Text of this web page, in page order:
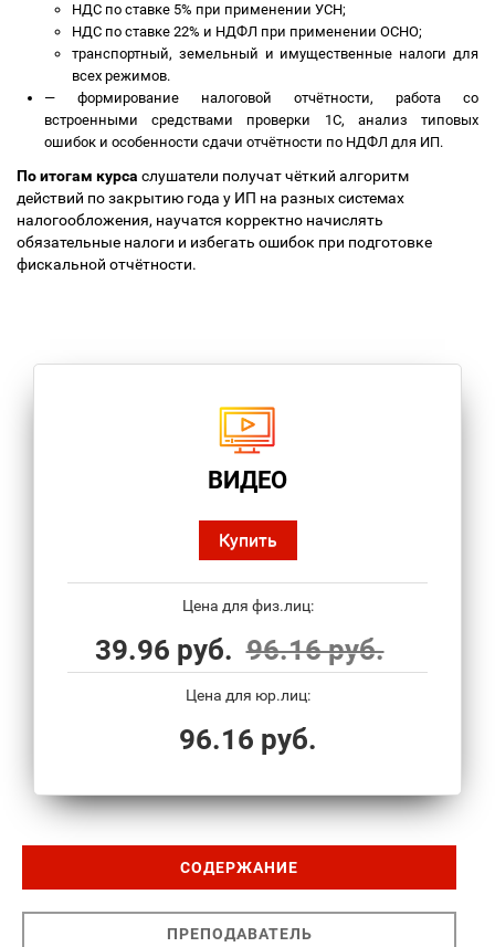
НДС по ставке 5% при применении УСН;
НДС по ставке 22% и НДФЛ при применении ОСНО;
транспортный, земельный и имущественные налоги для
всех режимов.
— формирование налоговой отчётности, работа со
встроенными средствами проверки 1С, анализ типовых
ошибок и особенности сдачи отчётности по НДФЛ для ИП.
По итогам курса слушатели получат чёткий алгоритм
действий по закрытию года у ИП на разных системах
налогообложения, научатся корректно начислять
обязательные налоги и избегать ошибок при подготовке
фискальной отчётности.
ВИДЕО
Купить
Цена для физ.лиц:
39.96 руб. 96.16 руб.
Цена для юр.лиц:
96.16 руб.
СОДЕРЖАНИЕ
ПРЕПОДАВАТЕЛЬ